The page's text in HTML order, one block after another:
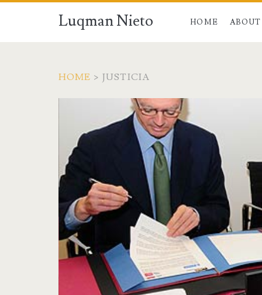
Luqman Nieto HOME ABOUT
HOME > JUSTICIA